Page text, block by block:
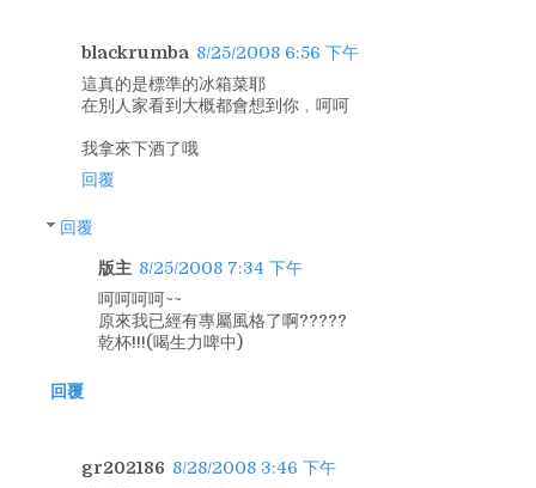
blackrumba 8/25/2008 6:56 下午
這真的是標準的冰箱菜耶
在別人家看到大概都會想到你﹐呵呵
我拿來下酒了哦
回覆
回覆
版主 8/25/2008 7:34 下午
呵呵呵呵~~
原來我已經有專屬風格了啊?????
乾杯!!!(喝生力啤中)
回覆
gr202186 8/28/2008 3:46 下午